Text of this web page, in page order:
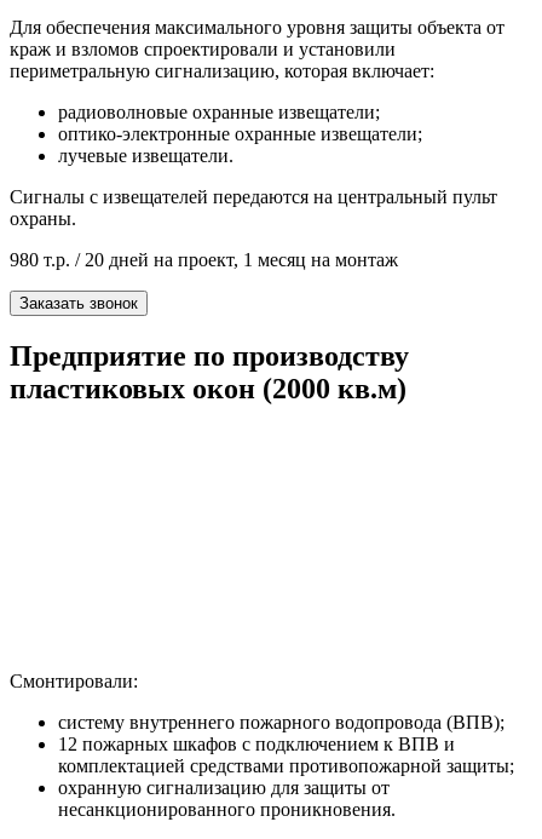
Для обеспечения максимального уровня защиты объекта от
краж и взломов спроектировали и установили
периметральную сигнализацию, которая включает:
радиоволновые охранные извещатели;
оптико-электронные охранные извещатели;
лучевые извещатели.
Сигналы с извещателей передаются на центральный пульт
охраны.
980 т.р. / 20 дней на проект, 1 месяц на монтаж
Заказать звонок
Предприятие по производству
пластиковых окон (2000 кв.м)
Смонтировали:
систему внутреннего пожарного водопровода (ВПВ);
12 пожарных шкафов с подключением к ВПВ и
комплектацией средствами противопожарной защиты;
охранную сигнализацию для защиты от
несанкционированного проникновения.